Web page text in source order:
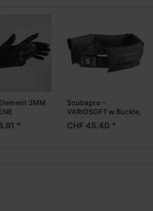
3MM
*
Scubapro -
VARIOSOFT w Buckle,
black
CHF 45.40 *